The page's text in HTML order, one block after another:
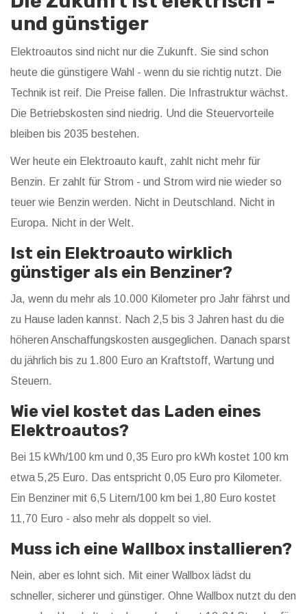
und günstiger
Elektroautos sind nicht nur die Zukunft. Sie sind schon
heute die günstigere Wahl - wenn du sie richtig nutzt. Die
Technik ist reif. Die Preise fallen. Die Infrastruktur wächst.
Die Betriebskosten sind niedrig. Und die Steuervorteile
bleiben bis 2035 bestehen.
Wer heute ein Elektroauto kauft, zahlt nicht mehr für
Benzin. Er zahlt für Strom - und Strom wird nie wieder so
teuer wie Benzin werden. Nicht in Deutschland. Nicht in
Europa. Nicht in der Welt.
Ist ein Elektroauto wirklich
günstiger als ein Benziner?
Ja, wenn du mehr als 10.000 Kilometer pro Jahr fährst und
zu Hause laden kannst. Nach 2,5 bis 3 Jahren hast du die
höheren Anschaffungskosten ausgeglichen. Danach sparst
du jährlich bis zu 1.800 Euro an Kraftstoff, Wartung und
Steuern.
Wie viel kostet das Laden eines
Elektroautos?
Bei 15 kWh/100 km und 0,35 Euro pro kWh kostet 100 km
etwa 5,25 Euro. Das entspricht 0,05 Euro pro Kilometer.
Ein Benziner mit 6,5 Litern/100 km bei 1,80 Euro kostet
11,70 Euro - also mehr als doppelt so viel.
Muss ich eine Wallbox installieren?
Nein, aber es lohnt sich. Mit einer Wallbox lädst du
schneller, sicherer und günstiger. Ohne Wallbox nutzt du den